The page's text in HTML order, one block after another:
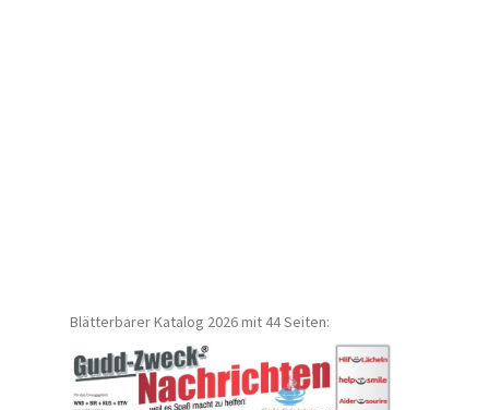
Blätterbarer Katalog 2026 mit 44 Seiten: